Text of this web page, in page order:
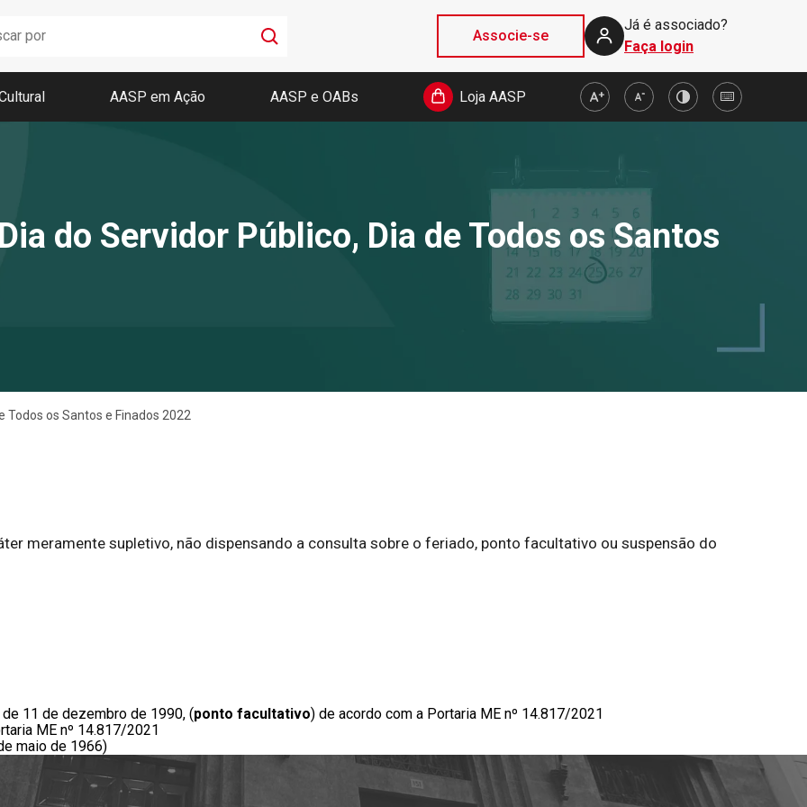
Associe-se
Já é associado?
Faça login
AASP em Ação AASP e OABs Loja AASP
do Servidor Público, Dia de Todos os Santos
Todos os Santos e Finados 2022
meramente supletivo, não dispensando a consulta sobre o feriado, ponto facultativo ou suspensão do
11 de dezembro de 1990, (ponto facultativo) de acordo com a Portaria ME nº 14.817/2021
ME nº 14.817/2021
maio de 1966)